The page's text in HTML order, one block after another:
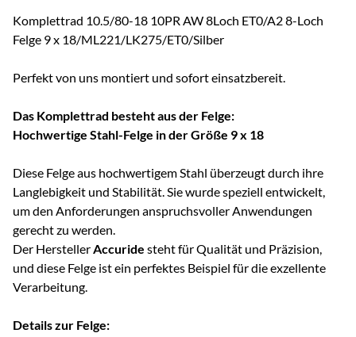
Komplettrad 10.5/80-18 10PR AW 8Loch ET0/A2 8-Loch
Felge 9 x 18/ML221/LK275/ET0/Silber
Perfekt von uns montiert und sofort einsatzbereit.
Das Komplettrad besteht aus der Felge:
Hochwertige Stahl-Felge in der Größe 9 x 18
Diese Felge aus hochwertigem Stahl überzeugt durch ihre
Langlebigkeit und Stabilität. Sie wurde speziell entwickelt,
um den Anforderungen anspruchsvoller Anwendungen
gerecht zu werden.
Der HerstellerAccuride steht für Qualität und Präzision,
und diese Felge ist ein perfektes Beispiel für die exzellente
Verarbeitung.
Details zur Felge: